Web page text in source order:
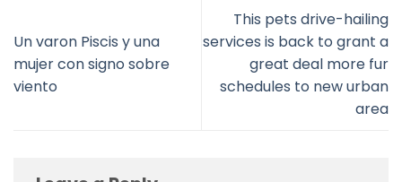
Un varon Piscis y una
mujer con signo sobre
viento
This pets drive-hailing
services is back to grant a
great deal more fur
schedules to new urban
area